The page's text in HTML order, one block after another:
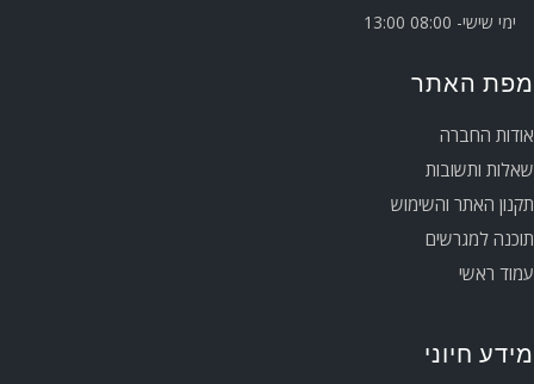
ימי שישי- 08:00 13:00
מפת האתר
אודות החברה
שאלות ותשובות
תקנון האתר והשימוש
תוכנה למגרשים
עמוד ראשי
מידע חיוני